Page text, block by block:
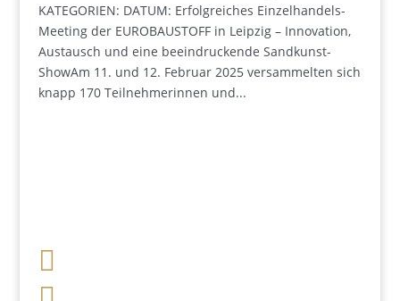
KATEGORIEN: DATUM: Erfolgreiches Einzelhandels-
Meeting der EUROBAUSTOFF in Leipzig – Innovation,
Austausch und eine beeindruckende Sandkunst-
ShowAm 11. und 12. Februar 2025 versammelten sich
knapp 170 Teilnehmerinnen und...
